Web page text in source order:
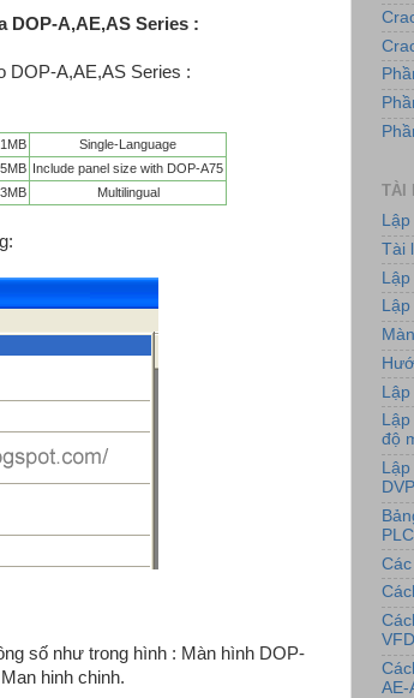
DOP-A,AE,AS Series :
DOP-A,AE,AS Series :
Single-Language
Include panel size with DOP-A75
Multilingual
số như trong hình : Màn hình DOP-
hinh chinh.
TÀI
Tài
độ
AE-